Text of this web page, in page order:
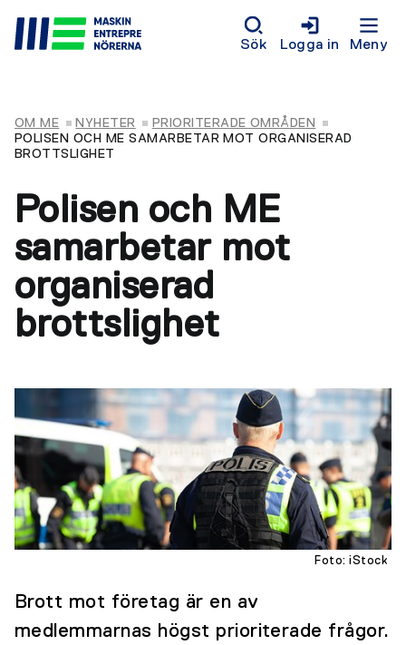
Sök Logga in Meny
OM ME NYHETER
PRIORITERADE OMRÅDEN
POLISEN OCH ME SAMARBETAR MOT ORGANISERAD
BROTTSLIGHET
Polisen och ME
samarbetar mot
organiserad
brottslighet
Foto: iStock
Brott mot företag är en av
medlemmarnas högst prioriterade frågor.